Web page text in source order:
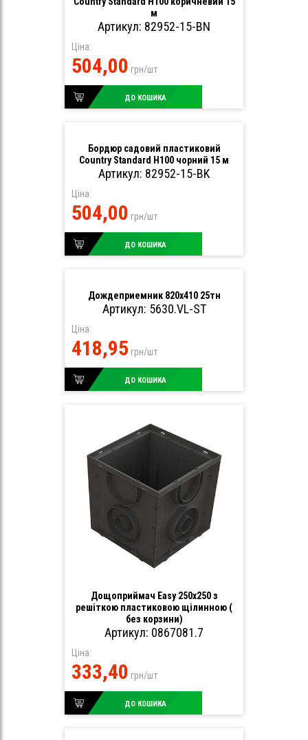
м
Артикул: 82952-15-BN
Ціна:
504,00 грн/шт
ДО КОШИКА
Бордюр садовий пластиковий
Country Standard H100 чорний 15 м
Артикул: 82952-15-BK
Ціна:
504,00 грн/шт
ДО КОШИКА
Дождеприемник 820х410 25тн
Артикул: 5630.VL-ST
Ціна:
418,95 грн/шт
ДО КОШИКА
Дощоприймач Easy 250х250 з
решіткою пластиковою щілинною (
без корзини)
Артикул: 0867081.7
Ціна:
333,40 грн/шт
ДО КОШИКА